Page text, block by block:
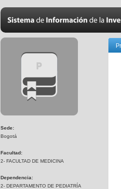
Sede:
Bogotá
Facultad:
2- FACULTAD DE MEDICINA
Dependencia:
2- DEPARTAMENTO DE PEDIATRÍA